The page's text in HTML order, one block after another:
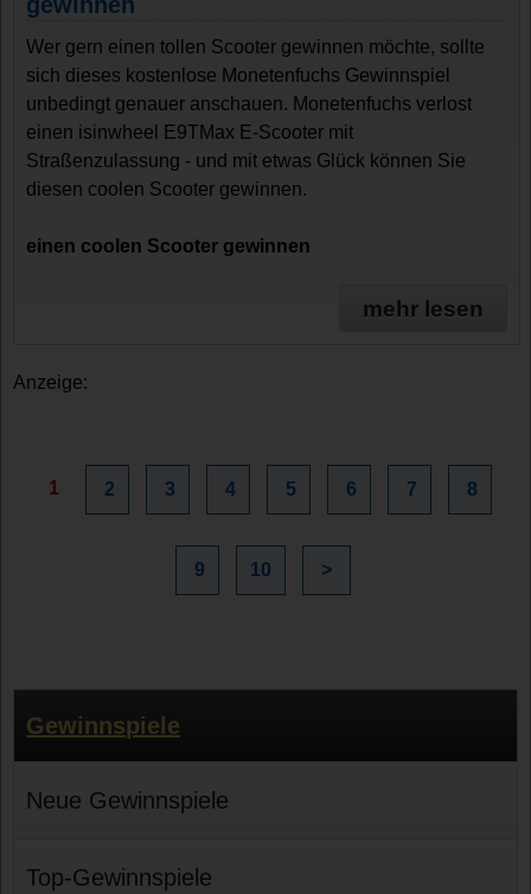
Wer gern einen tollen Scooter gewinnen möchte, sollte
sich dieses kostenlose Monetenfuchs Gewinnspiel
unbedingt genauer anschauen. Monetenfuchs verlost
einen isinwheel E9TMax E-Scooter mit
Straßenzulassung - und mit etwas Glück können Sie
diesen coolen Scooter gewinnen.
einen coolen Scooter gewinnen
mehr lesen
Anzeige:
1 2 3 4 5 6 7 8
9 10 >
Gewinnspiele
Neue Gewinnspiele
Top-Gewinnspiele